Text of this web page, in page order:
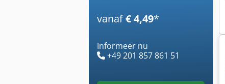
vanaf€ 4,49*
Informeer nu
+49 201 857 861 51
Amazone Uf 1501 Amazone Uf 1201